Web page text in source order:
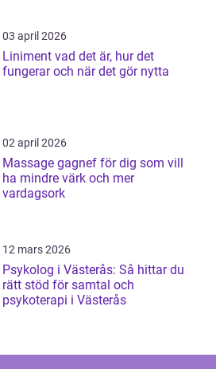
03 april 2026
Liniment vad det är, hur det
fungerar och när det gör nytta
02 april 2026
Massage gagnef för dig som vill
ha mindre värk och mer
vardagsork
12 mars 2026
Psykolog i Västerås: Så hittar du
rätt stöd för samtal och
psykoterapi i Västerås